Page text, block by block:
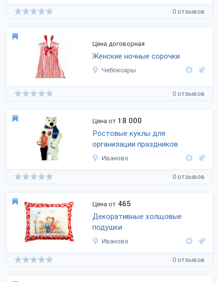
0 отзывов
Цена договорная
Женские ночные сорочки
Чебоксары
0 отзывов
Цена от 18 000
Ростовые куклы для
организации праздников
Иваново
0 отзывов
Цена от 465
Декоративные холщовые
подушки
Иваново
0 отзывов